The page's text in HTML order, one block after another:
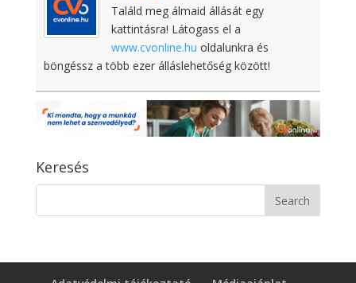
Találd meg álmaid állását egy
kattintásra! Látogass el a
www.cvonline.hu oldalunkra és
böngéssz a több ezer álláslehetőség között!
Keresés